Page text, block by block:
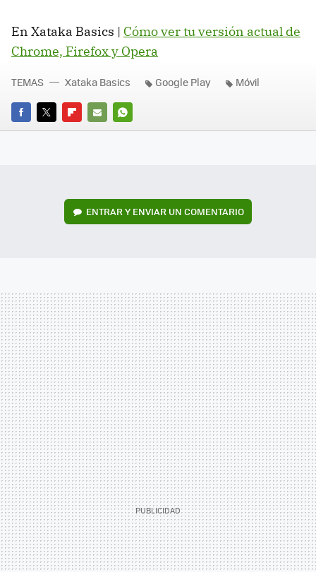
En Xataka Basics | Cómo ver tu versión actual de
Chrome, Firefox y Opera
FACEBOOK
TWITTERFLIPBOARD
E-
WHATSAPP
TEMAS Xataka Basics Google Play Móvil
ENTRAR Y ENVIAR UN COMENTARIO